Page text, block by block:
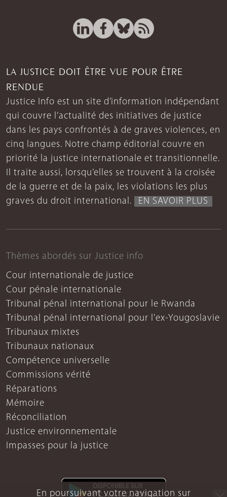
En poursuivant votre navigation sur
LA JUSTICE DOIT ÊTRE VUE POUR ÊTRE
RENDUE
Justice Info est un site d’information indépendant
qui couvre l’actualité des initiatives de justice
dans les pays confrontés à de graves violences, en
cinq langues. Notre champ éditorial couvre en
priorité la justice internationale et transitionnelle.
Il traite aussi, lorsqu’elles se trouvent à la croisée
de la guerre et de la paix, les violations les plus
graves du droit international.
EN SAVOIR PLUS
Thèmes abordés sur Justice info
Cour internationale de justice
Cour pénale internationale
Tribunal pénal international pour le Rwanda
Tribunal pénal international pour l'ex-Yougoslavie
Tribunaux mixtes
Tribunaux nationaux
Compétence universelle
Commissions vérité
Réparations
Mémoire
Réconciliation
Justice environnementale
Impasses pour la justice